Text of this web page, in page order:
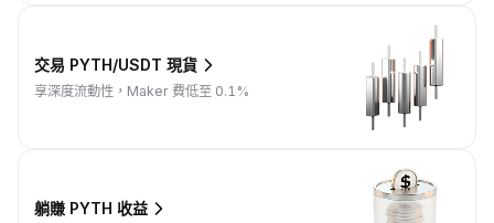
交易 PYTH/USDT 現貨
享深度流動性，Maker 費低至 0.1%
躺賺 PYTH 收益